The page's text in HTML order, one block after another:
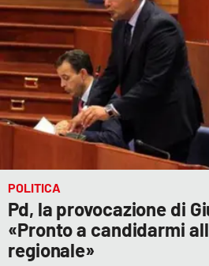
POLITICA
Pd, la provocazione di
«Pronto a candidarmi
regionale»